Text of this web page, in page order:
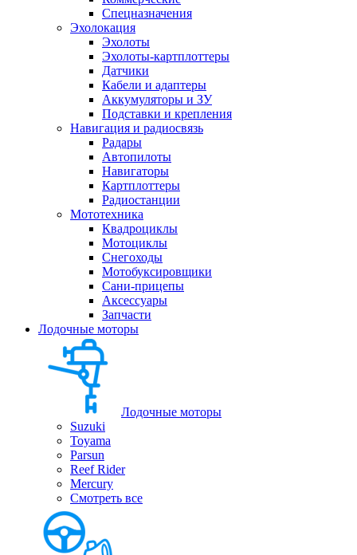
Спецназначения
Эхолокация
Эхолоты
Эхолоты-картплоттеры
Датчики
Кабели и адаптеры
Аккумуляторы и ЗУ
Подставки и крепления
Навигация и радиосвязь
Радары
Автопилоты
Навигаторы
Картплоттеры
Радиостанции
Мототехника
Квадроциклы
Мотоциклы
Снегоходы
Мотобуксировщики
Сани-прицепы
Аксессуары
Запчасти
Лодочные моторы
Лодочные моторы
Suzuki
Toyama
Parsun
Reef Rider
Mercury
Смотреть все